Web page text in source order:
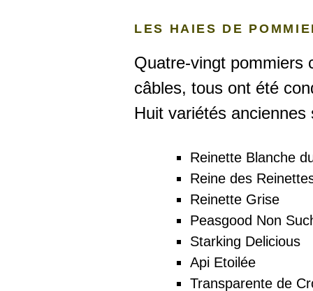
LES HAIES DE
Quatre-vingt pommiers
câbles, tous ont été
Huit variétés anciennes
Reinette Blanche
Reine des
Reinette Grise
Peasgood Non
Starking Delicious
Api Etoilée
Transparente de